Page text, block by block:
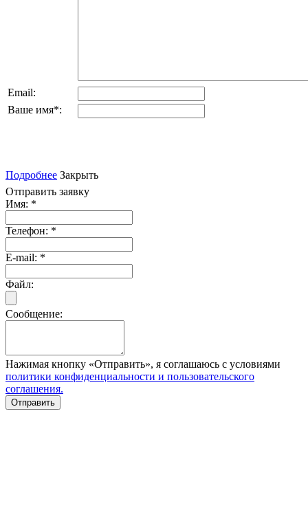
Email:
Ваше имя*:
Подробнее Закрыть
Отправить заявку
Имя: *
Телефон: *
E-mail: *
Файл:
Сообщение:
Нажимая кнопку «Отправить», я соглашаюсь с условиями
политики конфиденциальности и пользовательского
соглашения.
Отправить